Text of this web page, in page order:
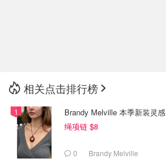
相关点击排行榜
Brandy Melville 本季新装灵感
绳项链 $8
0 Brandy Melville